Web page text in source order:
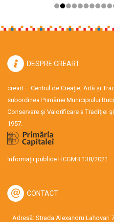
DESPRE CREART
creart – Centrul de Creație, Artă și
subordinea Primăriei Municipiului
Conservare şi Valorificare a Tradiţiei
1957.
Informații publice HCGMB 138/2021
CONTACT
Adresă: Strada Alexandru Lahovari